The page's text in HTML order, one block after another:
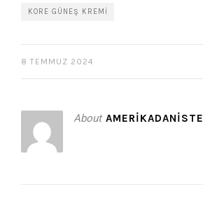
KORE GÜNEŞ KREMI
8 TEMMUZ 2024
About AMERIKADANISTE